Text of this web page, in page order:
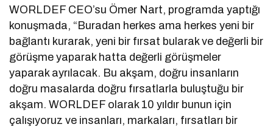
WORLDEF CEO’su Ömer Nart, programda yaptığı
konuşmada, “Buradan herkes ama herkes yeni bir
bağlantı kurarak, yeni bir fırsat bularak ve değerli bir
görüşme yaparak hatta değerli görüşmeler
yaparak ayrılacak. Bu akşam, doğru insanların
doğru masalarda doğru fırsatlarla buluştuğu bir
akşam. WORLDEF olarak 10 yıldır bunun için
çalışıyoruz ve insanları, markaları, fırsatları bir